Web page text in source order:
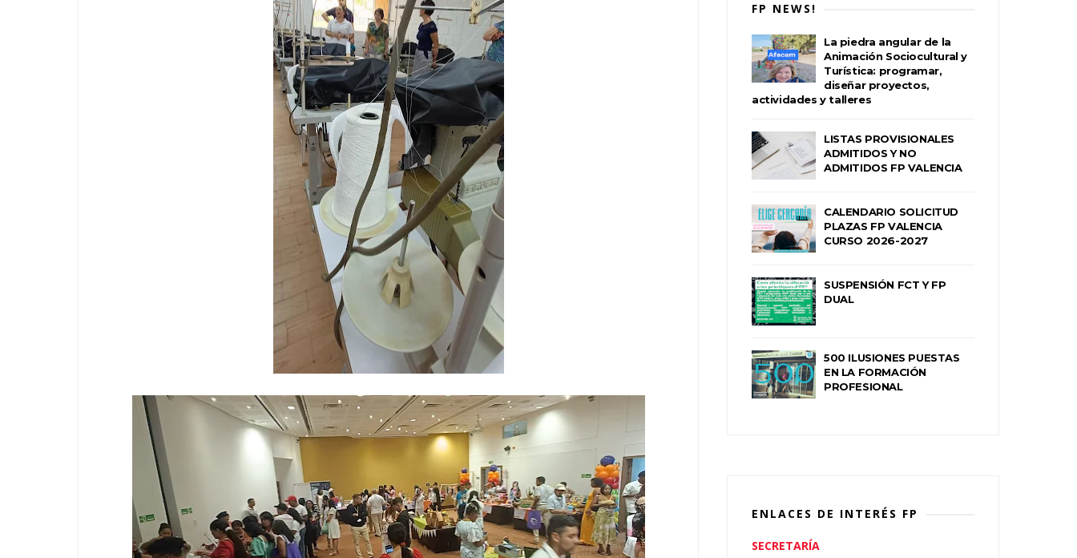
FP NEWS!
La piedra angular de la
Animación Sociocultural y
Turística: programar,
diseñar proyectos,
actividades y talleres
LISTAS PROVISIONALES
ADMITIDOS Y NO
ADMITIDOS FP VALENCIA
CALENDARIO SOLICITUD
PLAZAS FP VALENCIA
CURSO 2026-2027
SUSPENSIÓN FCT Y FP
DUAL
500 ILUSIONES PUESTAS
EN LA FORMACIÓN
PROFESIONAL
ENLACES DE INTERÉS FP
SECRETARÍA